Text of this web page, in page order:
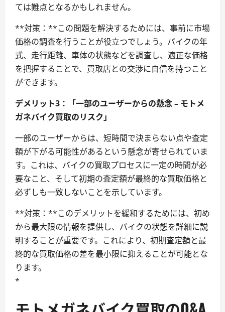
ては難点となるかもしれません。
**対策：**この問題を解決するためには、事前に市場
価格の調査を行うことが役立つでしょう。バイクの年
式、走行距離、車体の状態などを調査し、適正な価格
を把握することで、買取店との交渉に自信を持つこと
ができます。
デメリット3：「一部のユーザーからの懸念 – モトメ
ガネバイク買取のリスク」
一部のユーザーからは、短時間で決まらない点や査定
額が下がる可能性があるという懸念が寄せられていま
す。これは、バイクの買取プロセスに一定の時間が必
要なこと、そして初期の査定額が最終的な買取価格と
必ずしも一致しないことを示しています。
**対策：**このデメリットを緩和するためには、初め
から最大限の情報を提供し、バイクの状態を詳細に説
明することが重要です。これにより、初期査定額と最
終的な買取価格の差を最小限に抑えることが可能とな
ります。
*